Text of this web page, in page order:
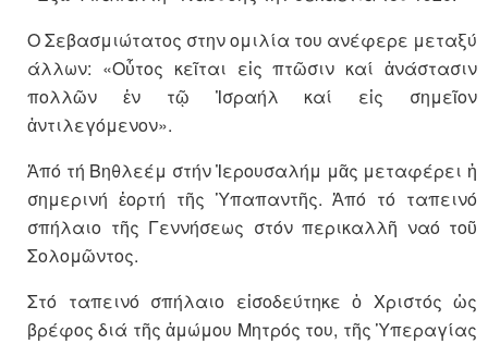
Ο Σεβασμιώτατος στην ομιλία του ανέφερε μεταξύ
άλλων: «Οὗτος κεῖται εἰς πτῶσιν καί ἀνά­στασιν
πολλῶν ἐν τῷ Ἰσραήλ καί εἰς σημεῖον
ἀντιλεγόμενον».
Ἀπό τή Βηθλεέμ στήν Ἰερουσα­λήμ μᾶς μεταφέρει ἡ
σημερινή ἑορ­τή τῆς Ὑπαπαντῆς. Ἀπό τό τα­πεινό
σπήλαιο τῆς Γεννήσεως στόν περι­καλλῆ ναό τοῦ
Σολομῶντος.
Στό ταπεινό σπήλαιο εἰσοδεύτηκε ὁ Χριστός ὡς
βρέφος διά τῆς ἀμώ­μου Μητρός του, τῆς Ὑπεραγίας